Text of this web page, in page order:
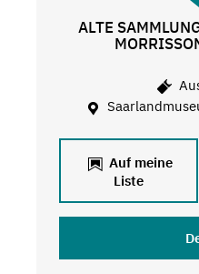
ALTE
Auf meine
Liste